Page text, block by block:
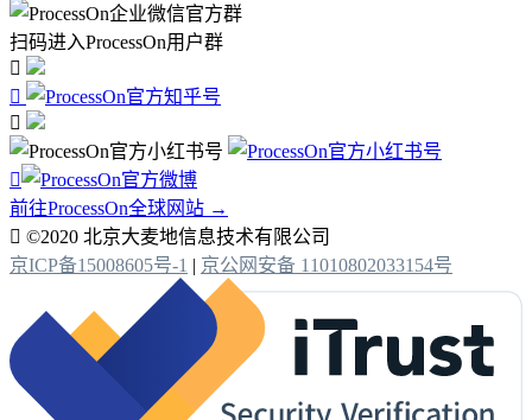
扫码进入ProcessOn用户群




前往ProcessOn全球网站 →
 ©2020 北京大麦地信息技术有限公司
京ICP备15008605号-1 | 京公网安备 11010802033154号